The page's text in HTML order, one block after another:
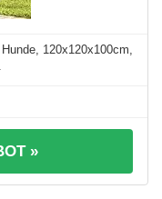
120x120x100cm,
»